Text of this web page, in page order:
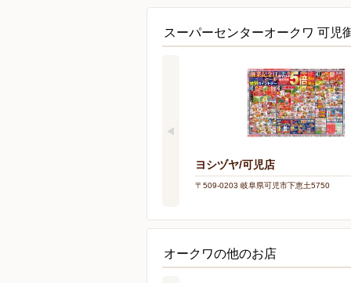
スーパーセンターオークワ 可児
ヨシヅヤ/可児店
〒509-0203 岐阜県可児市下恵土5750
オークワの他のお店